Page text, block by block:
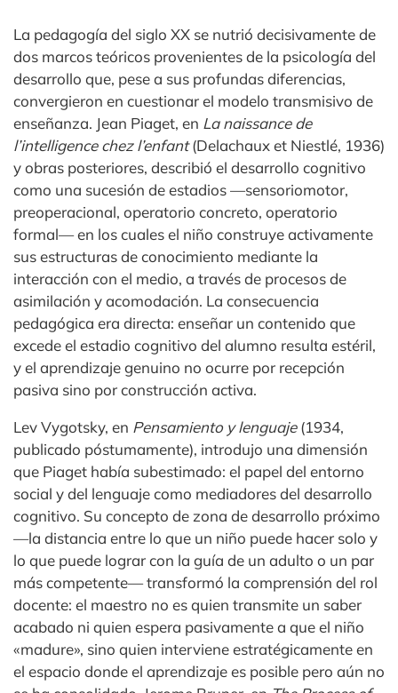
La pedagogía del siglo XX se nutrió decisivamente de
dos marcos teóricos provenientes de la psicología del
desarrollo que, pese a sus profundas diferencias,
convergieron en cuestionar el modelo transmisivo de
enseñanza. Jean Piaget, en La naissance de
l’intelligence chez l’enfant(Delachaux et Niestlé, 1936)
y obras posteriores, describió el desarrollo cognitivo
como una sucesión de estadios —sensoriomotor,
preoperacional, operatorio concreto, operatorio
formal— en los cuales el niño construye activamente
sus estructuras de conocimiento mediante la
interacción con el medio, a través de procesos de
asimilación y acomodación. La consecuencia
pedagógica era directa: enseñar un contenido que
excede el estadio cognitivo del alumno resulta estéril,
y el aprendizaje genuino no ocurre por recepción
pasiva sino por construcción activa.
Lev Vygotsky, en Pensamiento y lenguaje(1934,
publicado póstumamente), introdujo una dimensión
que Piaget había subestimado: el papel del entorno
social y del lenguaje como mediadores del desarrollo
cognitivo. Su concepto de zona de desarrollo próximo
—la distancia entre lo que un niño puede hacer solo y
lo que puede lograr con la guía de un adulto o un par
más competente— transformó la comprensión del rol
docente: el maestro no es quien transmite un saber
acabado ni quien espera pasivamente a que el niño
«madure», sino quien interviene estratégicamente en
el espacio donde el aprendizaje es posible pero aún no